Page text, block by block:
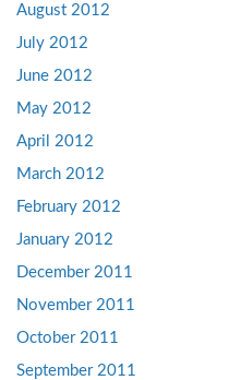
August 2012
July 2012
June 2012
May 2012
April 2012
March 2012
February 2012
January 2012
December 2011
November 2011
October 2011
September 2011